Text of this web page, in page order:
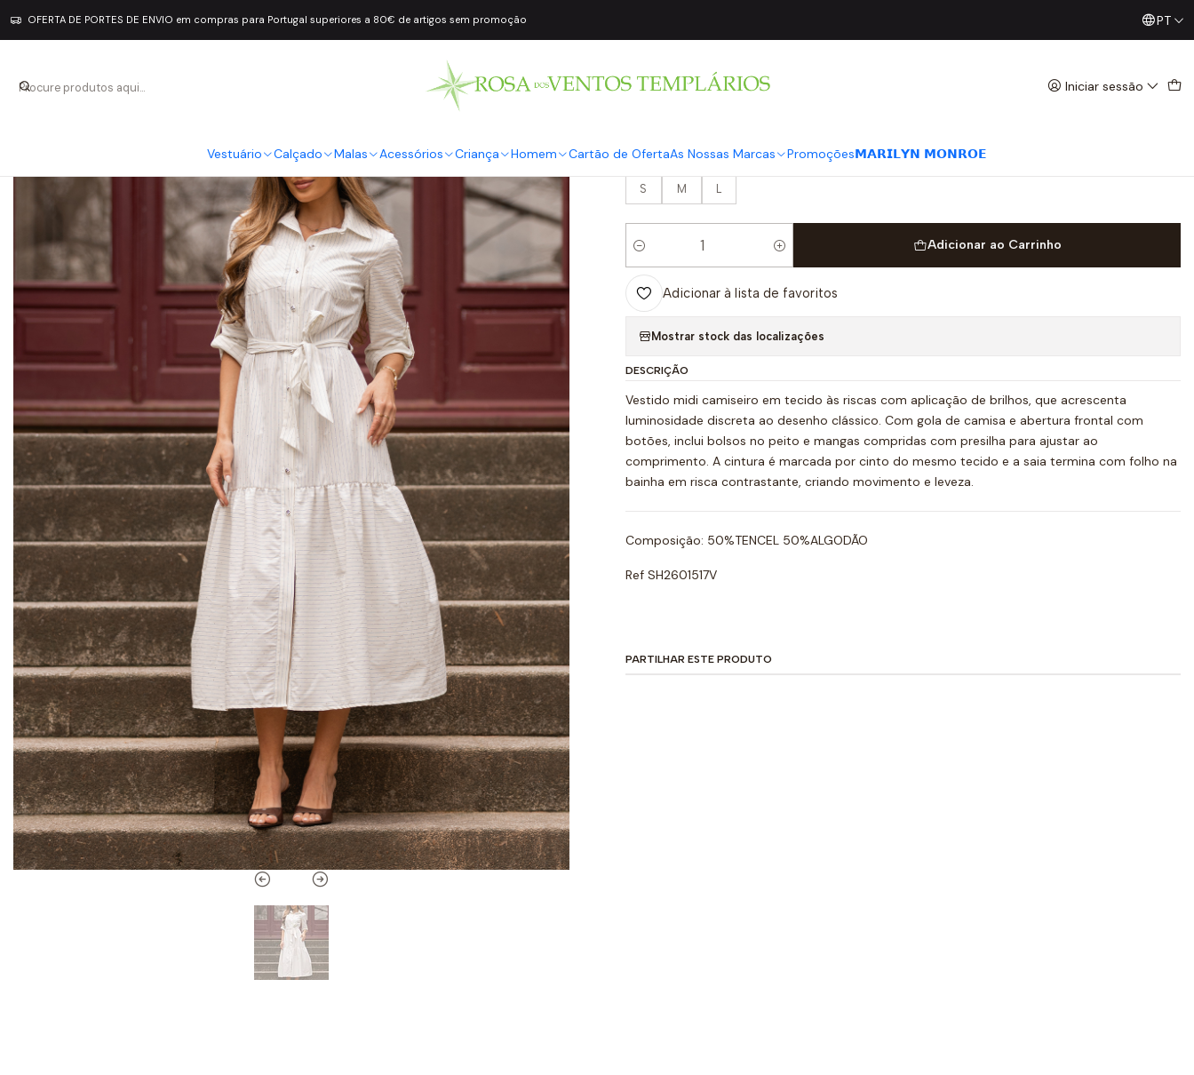
Iniciar sessão
Vestuário Calçado Malas Acessórios Criança Homem Cartão de OfertaAs Nossas Marcas Promoções𝗠𝗔𝗥𝗜𝗟𝗬𝗡 𝗠𝗢𝗡𝗥𝗢𝗘
OFERTA DE PORTES DE ENVIO em compras para Portugal superiores a 80€ de artigos sem promoção Já conhece os nossos Diretos? Todas as Segundas /PT
|
Azul - SAHOCO
Branco
S M L
Quantidade
Adicionar ao Carrinho
Adicionar à lista de favoritos
Mostrar stock das localizações
DESCRIÇÃO
Vestido midi camiseiro em tecido às riscas com aplicação de brilhos, que acrescenta
luminosidade discreta ao desenho clássico. Com gola de camisa e abertura frontal com
botões, inclui bolsos no peito e mangas compridas com presilha para ajustar ao
comprimento. A cintura é marcada por cinto do mesmo tecido e a saia termina com folho na
bainha em risca contrastante, criando movimento e leveza.
Composição: 50%TENCEL 50%ALGODÃO
Ref SH2601517V
PARTILHAR ESTE PRODUTO